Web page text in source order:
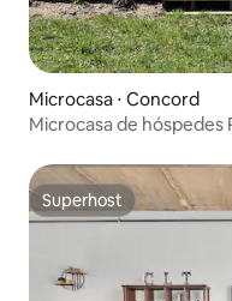
Microcasa ⋅ Concord
Microcasa de hóspedes
Superhost
Superhost